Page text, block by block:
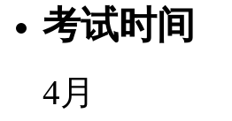
考试时间
4月